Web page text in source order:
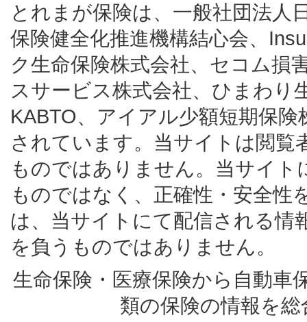
とれまが保険は、一般社団法人
保険健全化推進機構結心会、
ク生命保険株式会社、セコム損
スサービス株式会社、ひまわり
KABTO、アイアル少額短期保
されています。当サイトは閲覧
ものではありません。当サイ
ものではなく、正確性・安全性
は、当サイトにて配信される情
を負うものではありません。
生命保険・医療保険から自動車
類の保険の情報を